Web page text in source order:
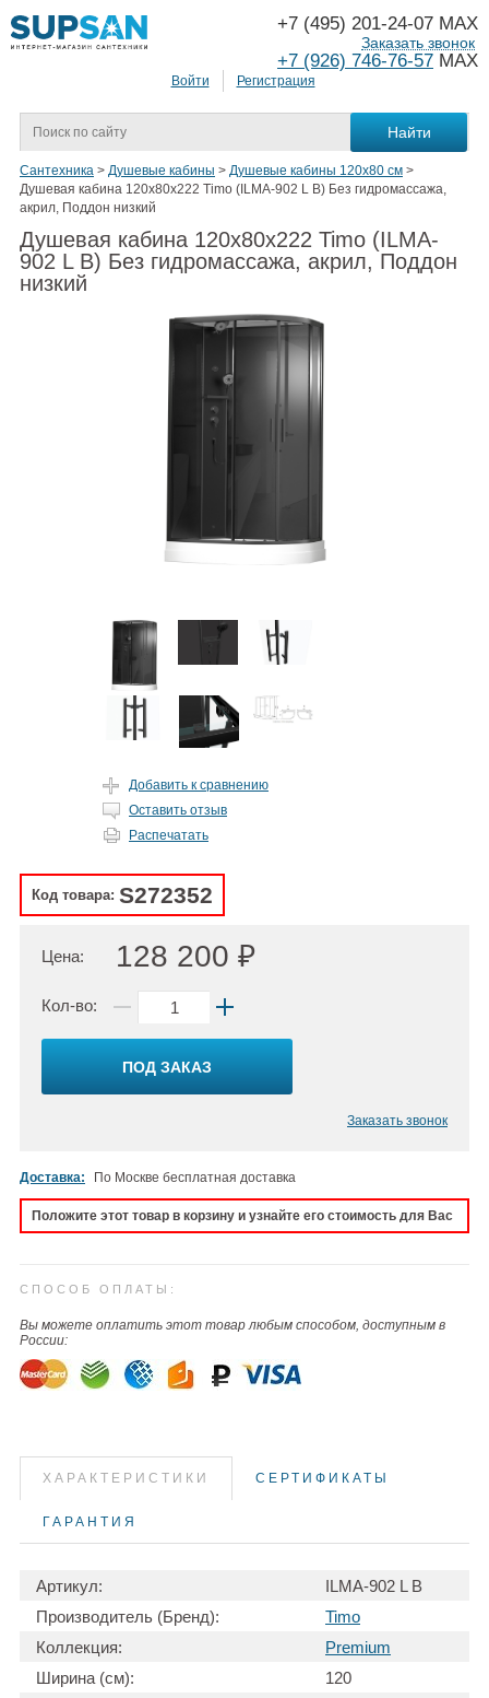
Войти Регистрация
+7 (495) 201-24-07 MAX
+7 (926) 746-76-57 MAX
Заказать звонок
Сантехника > Душевые кабины > Душевые кабины 120х80 см >
Душевая кабина 120x80x222 Timo (ILMA-902 L B) Без гидромассажа,
акрил, Поддон низкий
Душевая кабина 120x80x222 Timo (ILMA-
902 L B) Без гидромассажа, акрил, Поддон
низкий
Добавить к сравнению
Оставить отзыв
Распечатать
Код товара: S272352
Цена: 128 200 ₽
Кол-во:
ПОД ЗАКАЗ
Заказать звонок
Доставка: По Москве бесплатная доставка
Положите этот товар в корзину и узнайте его стоимость для Вас
СПОСОБ ОПЛАТЫ:
Вы можете оплатить этот товар любым способом, доступным в
России:
ХАРАКТЕРИСТИКИ СЕРТИФИКАТЫ
ГАРАНТИЯ
Артикул:
ILMA-902 L B
Производитель (Бренд):
Timo
Коллекция:
Premium
Ширина (см):
120